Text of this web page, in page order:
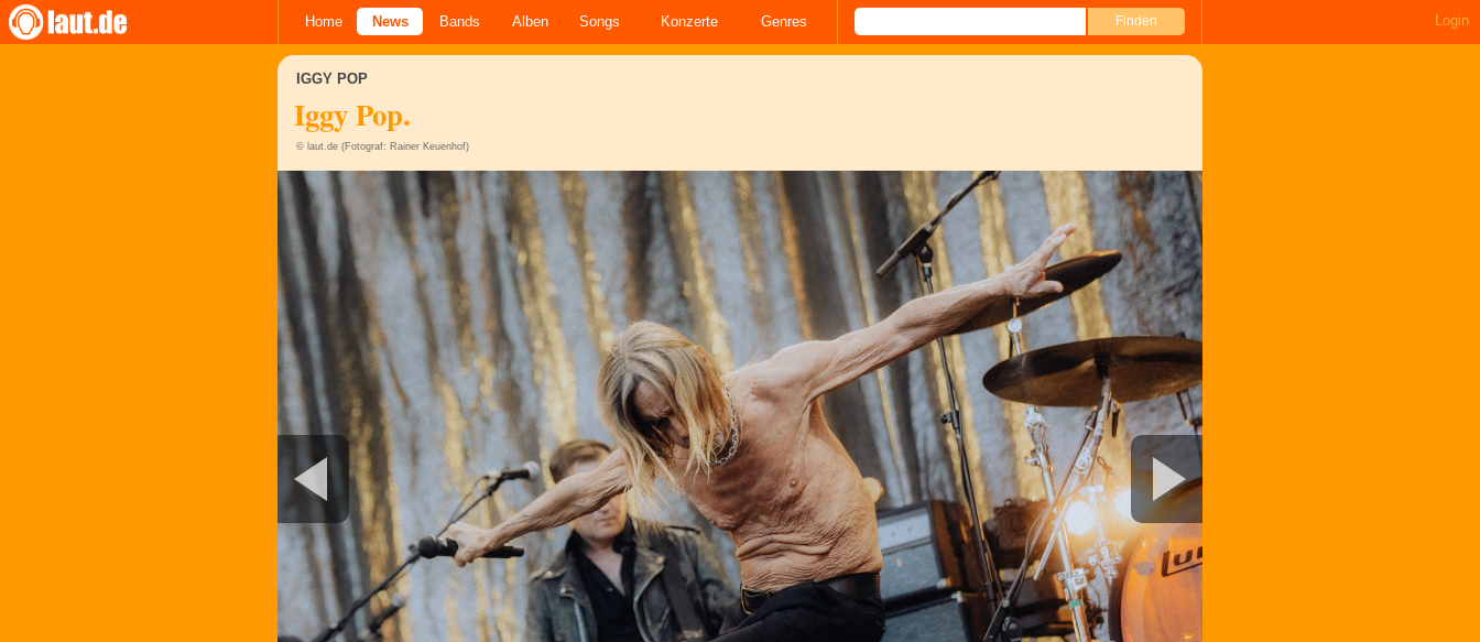
Home News Bands Alben Songs Konzerte Genres Login
IGGY POP
Iggy Pop.
© laut.de (Fotograf: Rainer Keuenhof)